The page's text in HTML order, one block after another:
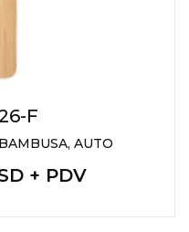
F
AUTO
+ PDV